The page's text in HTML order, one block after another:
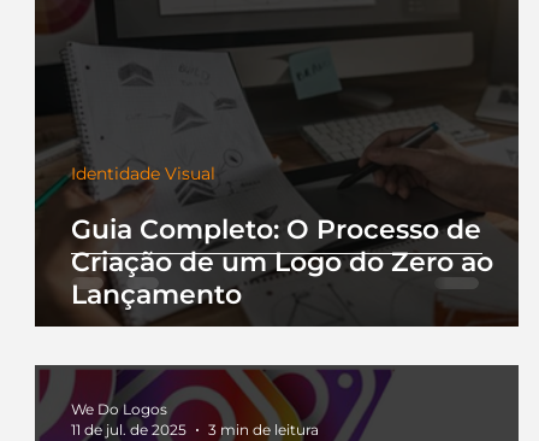
Guia Completo: O Processo de
Criação de um Logo do Zero ao
Lançamento
Identidade Visual
We Do Logos
11 de jul. de 2025
3 min de leitura